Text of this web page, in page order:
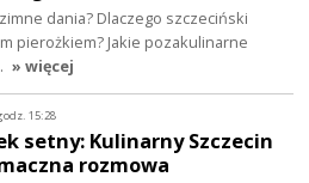
dania? Dlaczego szczeciński
pierożkiem? Jakie pozakulinarne
» więcej
15:28
setny: Kulinarny Szczecin
rozmowa